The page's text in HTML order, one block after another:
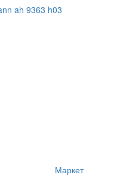
ah 9363 h03
Маркет